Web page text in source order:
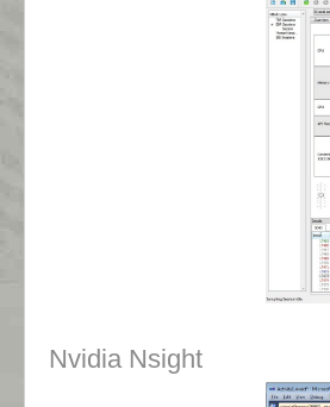
Nvidia Nsight